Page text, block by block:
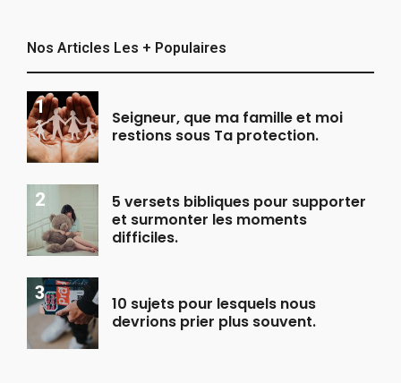
Nos Articles Les + Populaires
Seigneur, que ma famille et moi
restions sous Ta protection.
5 versets bibliques pour supporter
et surmonter les moments
difficiles.
10 sujets pour lesquels nous
devrions prier plus souvent.